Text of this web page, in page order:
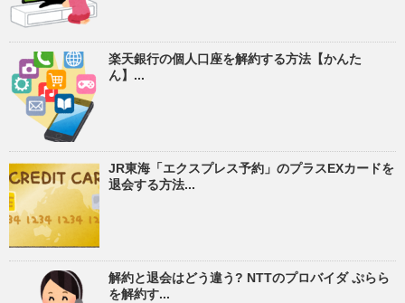
楽天銀行の個人口座を解約する方法【かんた
ん】...
JR東海「エクスプレス予約」のプラスEXカードを
退会する方法...
解約と退会はどう違う? NTTのプロバイダ ぷらら
を解約す...